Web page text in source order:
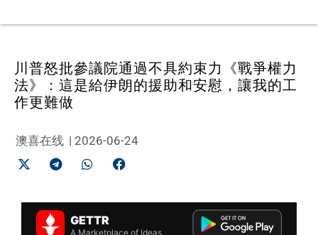
川普怒批參議院通過不具約束力《戰爭權力
法》：這是給伊朗的援助和安慰，讓我的工
作更難做
澳喜在线 | 2026-06-24